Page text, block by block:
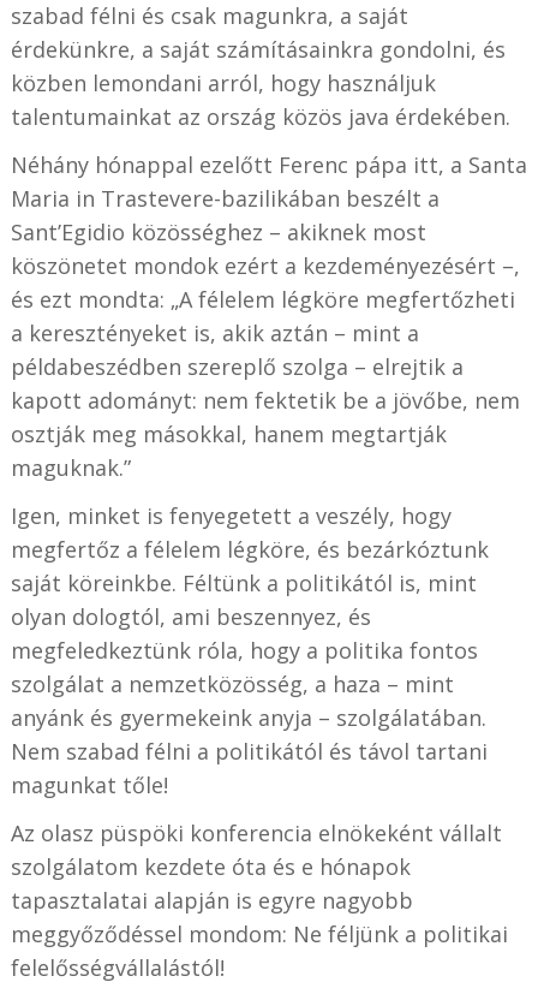
szabad félni és csak magunkra, a saját
érdekünkre, a saját számításainkra gondolni, és
közben lemondani arról, hogy használjuk
talentumainkat az ország közös java érdekében.
Néhány hónappal ezelőtt Ferenc pápa itt, a Santa
Maria in Trastevere-bazilikában beszélt a
Sant’Egidio közösséghez – akiknek most
köszönetet mondok ezért a kezdeményezésért –,
és ezt mondta: „A félelem légköre megfertőzheti
a keresztényeket is, akik aztán – mint a
példabeszédben szereplő szolga – elrejtik a
kapott adományt: nem fektetik be a jövőbe, nem
osztják meg másokkal, hanem megtartják
maguknak.”
Igen, minket is fenyegetett a veszély, hogy
megfertőz a félelem légköre, és bezárkóztunk
saját köreinkbe. Féltünk a politikától is, mint
olyan dologtól, ami beszennyez, és
megfeledkeztünk róla, hogy a politika fontos
szolgálat a nemzetközösség, a haza – mint
anyánk és gyermekeink anyja – szolgálatában.
Nem szabad félni a politikától és távol tartani
magunkat tőle!
Az olasz püspöki konferencia elnökeként vállalt
szolgálatom kezdete óta és e hónapok
tapasztalatai alapján is egyre nagyobb
meggyőződéssel mondom: Ne féljünk a politikai
felelősségvállalástól!